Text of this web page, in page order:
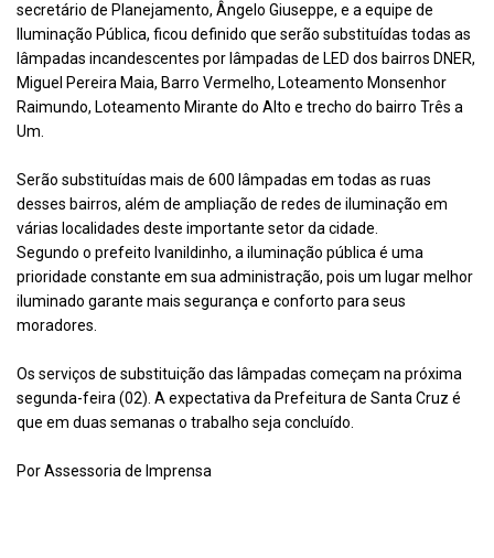
secretário de Planejamento, Ângelo Giuseppe, e a equipe de
Iluminação Pública, ficou definido que serão substituídas todas as
lâmpadas incandescentes por lâmpadas de LED dos bairros DNER,
Miguel Pereira Maia, Barro Vermelho, Loteamento Monsenhor
Raimundo, Loteamento Mirante do Alto e trecho do bairro Três a
Um.
Serão substituídas mais de 600 lâmpadas em todas as ruas
desses bairros, além de ampliação de redes de iluminação em
várias localidades deste importante setor da cidade.
Segundo o prefeito Ivanildinho, a iluminação pública é uma
prioridade constante em sua administração, pois um lugar melhor
iluminado garante mais segurança e conforto para seus
moradores.
Os serviços de substituição das lâmpadas começam na próxima
segunda-feira (02). A expectativa da Prefeitura de Santa Cruz é
que em duas semanas o trabalho seja concluído.
Por Assessoria de Imprensa